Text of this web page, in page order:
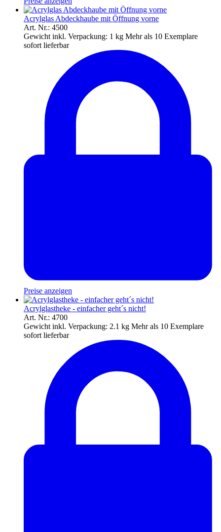
Acrylglas Abdeckhaube mit Öffnung vorne
Art. Nr.: 4500
Gewicht inkl. Verpackung: 1 kg Mehr als 10 Exemplare
sofort lieferbar
Preise anzeigen
Acrylglastheke - einfacher geht´s nicht!
Art. Nr.: 4700
Gewicht inkl. Verpackung: 2.1 kg Mehr als 10 Exemplare
sofort lieferbar